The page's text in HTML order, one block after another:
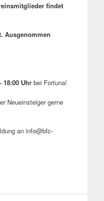
findet
Ausgenommen
18:00 Uhrbei Fortuna!
Neueinsteiger gerne
an info@bfc-